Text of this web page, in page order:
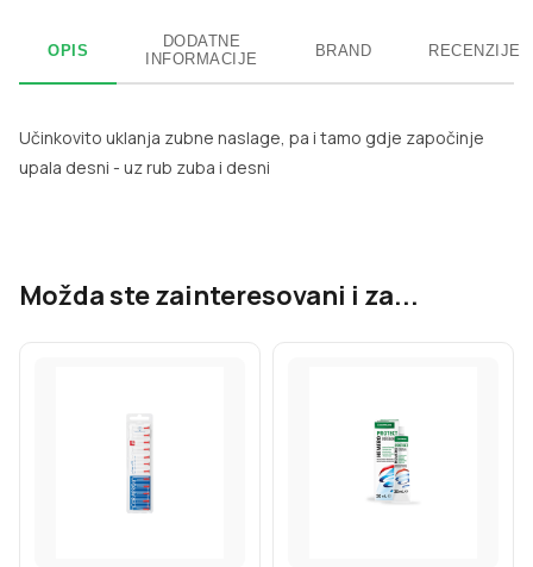
OPIS
DODATNE
INFORMACIJE
BRAND RECENZIJE
Učinkovito uklanja zubne naslage, pa i tamo gdje započinje
upala desni - uz rub zuba i desni
Možda ste zainteresovani i za...